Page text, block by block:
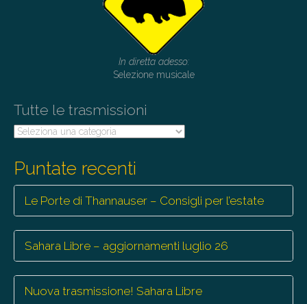
In diretta adesso:
Selezione musicale
Tutte le trasmissioni
Tutte
Puntate recenti
Le Porte di Thannauser – Consigli per l’estate
Sahara Libre – aggiornamenti luglio 26
Nuova trasmissione! Sahara Libre